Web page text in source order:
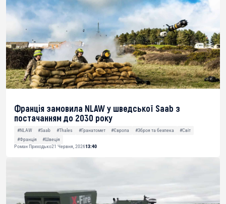
Франція замовила NLAW у шведської Saab з
постачанням до 2030 року
#NLAW #Saab #Thales #Гранатомет #Європа #Зброя та безпека
#Світ
#Франція
#Швеція
Роман Приходько21 Червня, 202613:40